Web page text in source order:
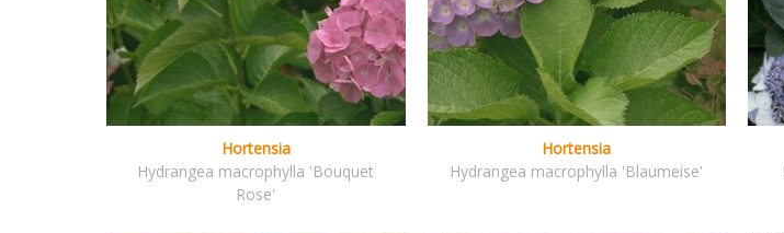
Hortensia
Hydrangea macrophylla 'Bouquet
Rose'
Hortensia
Hydrangea macrophylla 'Blaumeise'